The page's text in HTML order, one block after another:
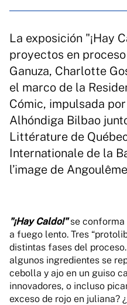
La exposición "¡Hay
proyectos en
Ganuza, Charlotte
el marco de la
Cómic, impulsada
Alhóndiga Bilbao
Littérature de
Internationale de la
l’image de
"¡Hay Caldo!" se
a fuego lento. Tres
distintas fases del
algunos ingredientes se
cebolla y ajo en un guiso
innovadores, o incluso
exceso de rojo en juliana?